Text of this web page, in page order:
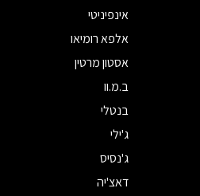
אינפיניטי
אלפא רומיאו
אסטון מרטין
ב.מ.וו
בנטלי
ג'ילי
ג'נסיס
דאצ'יה